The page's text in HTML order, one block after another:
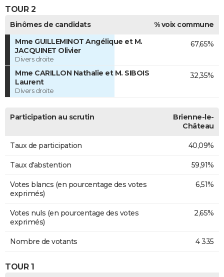
TOUR 2
Binômes de candidats
% voix commune
Mme GUILLEMINOT Angélique et M.
JACQUINET Olivier
Divers droite
67,65%
Mme CARILLON Nathalie et M. SIBOIS
Laurent
Divers droite
32,35%
Participation au scrutin
Brienne-le-
Château
Taux de participation 40,09%
Taux d'abstention 59,91%
Votes blancs (en pourcentage des votes
exprimés)
6,51%
Votes nuls (en pourcentage des votes
exprimés)
2,65%
Nombre de votants 4 335
TOUR 1